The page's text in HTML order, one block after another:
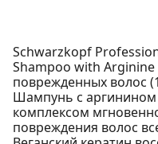
Schwarzkopf
Shampoo with
поврежденных волос
Шампунь с аргинином
комплексом
повреждения волос